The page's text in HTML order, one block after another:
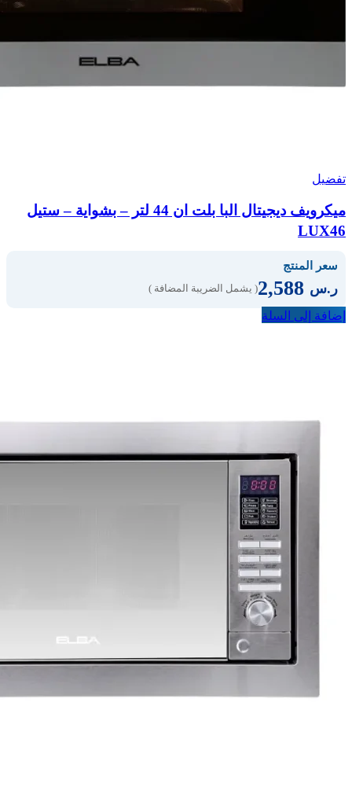
تفضيل
ميكرويف ديجيتال البا بلت ان 44 لتر – بشواية – ستيل
LUX46
سعر المنتج
ر.س ( يشمل الضريبة المضافة )
إضافة إلى السلة